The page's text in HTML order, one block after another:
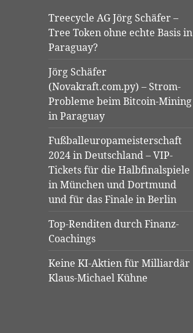
Treecycle AG Jörg Schäfer –
Tree Token ohne echte Basis in
Paraguay?
Jörg Schäfer
(Novakraft.com.py) – Strom-
Probleme beim Bitcoin-Mining
in Paraguay
Fußballeuropameisterschaft
2024 in Deutschland – VIP-
Tickets für die Halbfinalspiele
in München und Dortmund
und für das Finale in Berlin
Top-Renditen durch Finanz-
Coachings
Keine KI-Aktien für Milliardär
Klaus-Michael Kühne